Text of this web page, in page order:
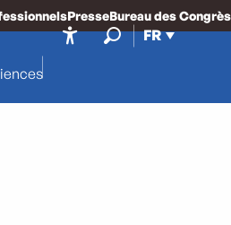
FR
PresseBureau des Congrès